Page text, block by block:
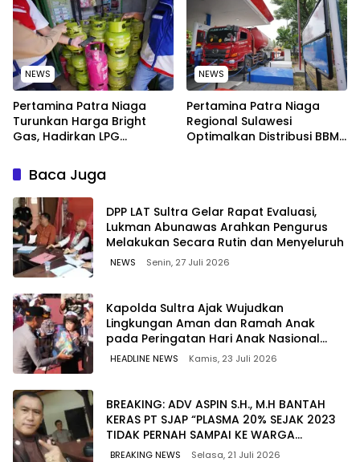
Bitung, Sulawesi
NEWS
Pertamina Patra Niaga
Turunkan Harga Bright
Gas, Hadirkan LPG
Lebih Kompetitif
NEWS
Pertamina Patra Niaga
Regional Sulawesi
Optimalkan Distribusi BBM
Baca Juga
‎DPP LAT Sultra Gelar Rapat Evaluasi,
Lukman Abunawas Arahkan Pengurus
Melakukan Secara Rutin dan Menyeluruh
NEWS Senin, 27 Juli 2026
Kapolda Sultra Ajak Wujudkan
Lingkungan Aman dan Ramah Anak
pada Peringatan Hari Anak Nasional
2026
HEADLINE NEWS Kamis, 23 Juli 2026
BREAKING: ADV ASPIN S.H., M.H BANTAH
KERAS PT SJAP “PLASMA 20% SEJAK 2023
TIDAK PERNAH SAMPAI KE WARGA
WAWOONE!
BREAKING NEWS Selasa, 21 Juli 2026